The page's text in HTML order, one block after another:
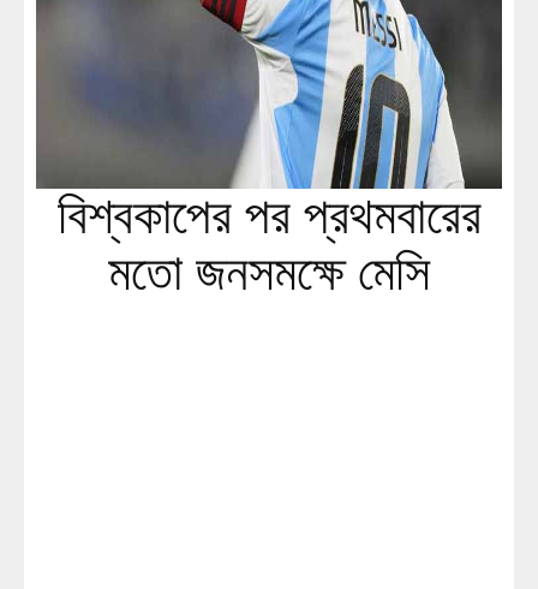
বিশ্বকাপের পর প্রথমবারের
মতো জনসমক্ষে মেসি